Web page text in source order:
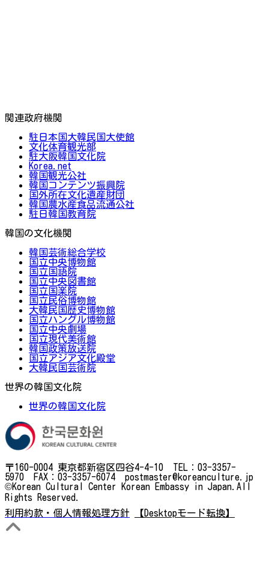
関連政府機関
駐日本国大韓民国大使館
文化体育観光部
駐大阪韓国文化院
Korea.net
韓国観光公社
韓国コンテンツ振興院
国外所在文化遺産財団
韓国農水産食品流通公社
駐日韓国教育院
韓国の文化機関
韓国芸術総合学校
国立中央博物館
国立国語院
国立中央図書館
国立国楽院
国立民俗博物館
大韓民国歴史博物館
国立ハングル博物館
国立中央劇場
国立現代美術館
韓国政策放送院
国立アジア文化殿堂
大韓民国芸術院
世界の韓国文化院
世界の韓国文化院
〒160-0004 東京都新宿区四谷4-4-10 TEL：03-3357-
5970 FAX：03-3357-6074 postmaster@koreanculture.jp
©Korean Cultural Center Korean Embassy in Japan.All
Rights Reserved.
利用約款・個人情報処理方針
【Desktopモード転換】